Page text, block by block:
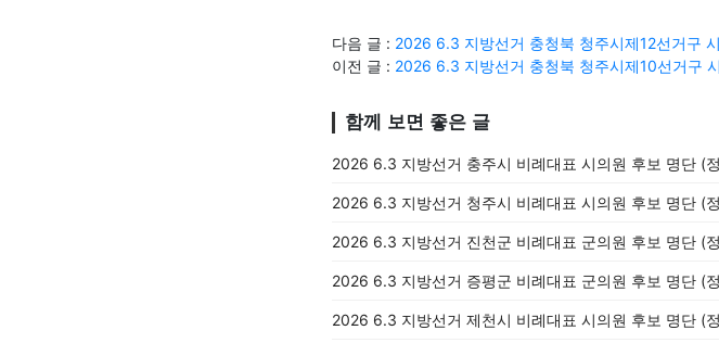
다음 글 : 2026 6.3 지방선거 충청북 청주시제12선거구
이전 글 : 2026 6.3 지방선거 충청북 청주시제10선거구
함께 보면 좋은 글
2026 6.3 지방선거 충주시 비례대표 시의원 후보 명단 (
2026 6.3 지방선거 청주시 비례대표 시의원 후보 명단 (
2026 6.3 지방선거 진천군 비례대표 군의원 후보 명단 (
2026 6.3 지방선거 증평군 비례대표 군의원 후보 명단 (
2026 6.3 지방선거 제천시 비례대표 시의원 후보 명단 (